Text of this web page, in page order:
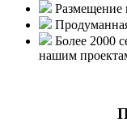
Размещение
Более 2000
нашим